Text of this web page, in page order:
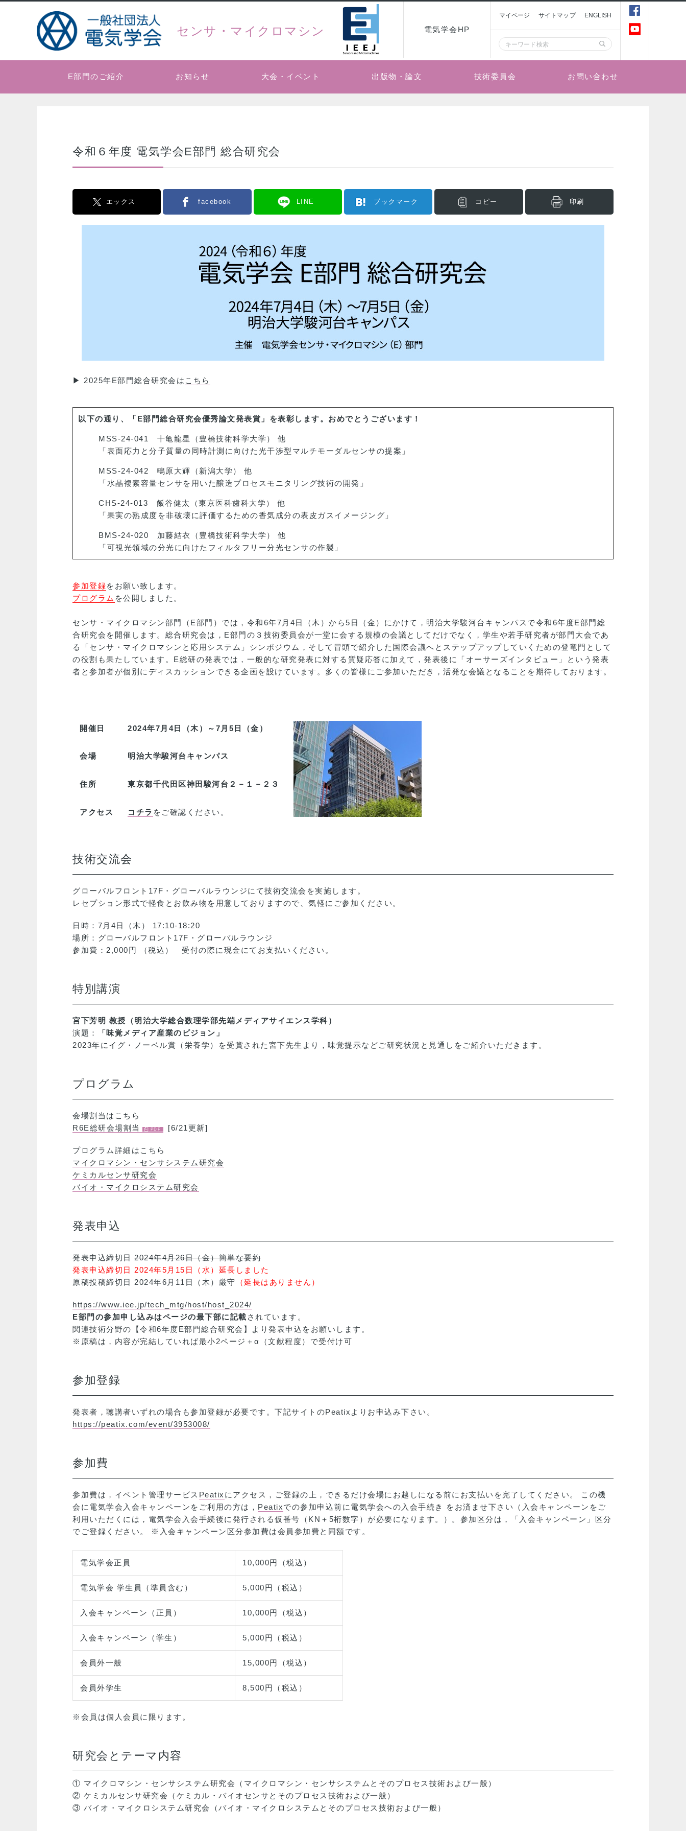
センサ・マイクロマシン 電気学会HP
マイページ サイトマップ ENGLISH
E部門のご紹介 お知らせ 大会・イベント 出版物・論文 技術委員会 お問い合わせ
令和６年度 電気学会E部門 総合研究会
エックス facebook LINE ブックマーク コピー 印刷
▶ 2025年E部門総合研究会は こちら
以下の通り、「E部門総合研究会優秀論文発表賞」を表彰します。おめでとうございます！
MSS-24-041 十亀龍星（豊橋技術科学大学） 他
「表面応力と分子質量の同時計測に向けた光干渉型マルチモーダルセンサの提案」
MSS-24-042 鴫原大輝（新潟大学） 他
「水晶複素容量センサを用いた醸造プロセスモニタリング技術の開発」
CHS-24-013 飯谷健太（東京医科歯科大学） 他
「果実の熟成度を非破壊に評価するための香気成分の表皮ガスイメージング」
BMS-24-020 加藤結衣（豊橋技術科学大学） 他
「可視光領域の分光に向けたフィルタフリー分光センサの作製」
参加登録をお願い致します。
プログラム を公開しました。
センサ・マイクロマシン部門（E部門）では，令和6年7月4日（木）から5日（金）にかけて，明治大学駿河台キャンパスで令和6年度E部門総
合研究会を開催します。総合研究会は，E部門の３技術委員会が一堂に会する規模の会議としてだけでなく，学生や若手研究者が部門大会であ
る「センサ・マイクロマシンと応用システム」シンポジウム，そして冒頭で紹介した国際会議へとステップアップしていくための登竜門として
の役割も果たしています。E総研の発表では，一般的な研究発表に対する質疑応答に加えて，発表後に「オーサーズインタビュー」という発表
者と参加者が個別にディスカッションできる企画を設けています。多くの皆様にご参加いただき，活発な会議となることを期待しております。
開催日 2024年7月4日（木）～7月5日（金）
会場 明治大学駿河台キャンパス
住所 東京都千代田区神田駿河台２－１－２３
アクセス コチラ をご確認ください。
技術交流会
グローバルフロント17F・グローバルラウンジにて技術交流会を実施します。
レセプション形式で軽食とお飲み物を用意しておりますので、気軽にご参加ください。
日時：7月4日（木） 17:10-18:20
場所：グローバルフロント17F・グローバルラウンジ
参加費：2,000円 （税込） 受付の際に現金にてお支払いください。
特別講演
宮下芳明 教授（明治大学総合数理学部先端メディアサイエンス学科）
演題：
「味覚メディア産業のビジョン」
2023年にイグ・ノーベル賞（栄養学）を受賞された宮下先生より，味覚提示などご研究状況と見通しをご紹介いただきます。
プログラム
会場割当はこちら
R6E総研会場割当
[6/21更新]
プログラム詳細はこちら
マイクロマシン・センサシステム研究会
ケミカルセンサ研究会
バイオ・マイクロシステム研究会
発表申込
発表申込締切日 2024年4月26日（金）簡単な要約
発表申込締切日 2024年5月15日（水）延長しました
原稿投稿締切日 2024年6月11日（木）厳守
（延長はありません）
https://www.iee.jp/tech_mtg/host/host_2024/
E部門の参加申し込みはページの最下部に記載 されています。
関連技術分野の【令和6年度E部門総合研究会】より発表申込をお願いします。
※原稿は，内容が完結していれば最小2ページ＋α（文献程度）で受付け可
参加登録
発表者，聴講者いずれの場合も参加登録が必要です。下記サイトのPeatixよりお申込み下さい。
https://peatix.com/event/3953008/
参加費
参加費は，イベント管理サービス Peatix にアクセス，ご登録の上，できるだけ会場にお越しになる前にお支払いを完了してください。 この機
会に電気学会入会キャンペーンをご利用の方は， Peatixでの参加申込前に電気学会への入会手続き をお済ませ下さい（入会キャンペーンをご
利用いただくには，電気学会入会手続後に発行される仮番号（KN＋5桁数字）が必要になります。）。参加区分は，「入会キャンペーン」区分
でご登録ください。 ※入会キャンペーン区分参加費は会員参加費と同額です。
電気学会正員 10,000円（税込）
電気学会 学生員（準員含む） 5,000円（税込）
入会キャンペーン（正員） 10,000円（税込）
入会キャンペーン（学生） 5,000円（税込）
会員外一般 15,000円（税込）
会員外学生 8,500円（税込）
※会員は個人会員に限ります。
研究会とテーマ内容
① マイクロマシン・センサシステム研究会（マイクロマシン・センサシステムとそのプロセス技術および一般）
② ケミカルセンサ研究会（ケミカル・バイオセンサとそのプロセス技術および一般）
③ バイオ・マイクロシステム研究会（バイオ・マイクロシステムとそのプロセス技術および一般）